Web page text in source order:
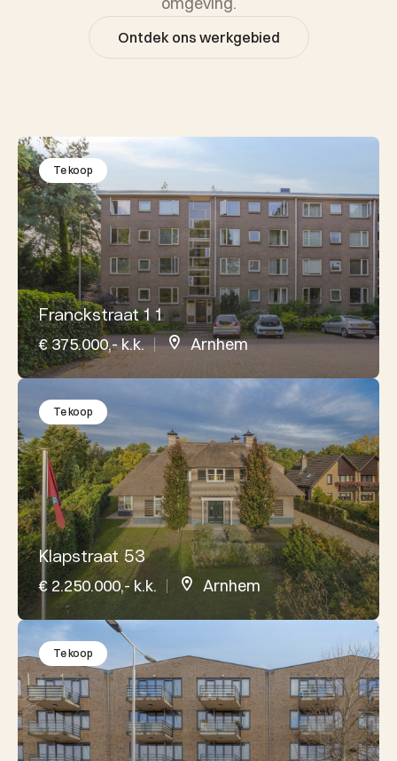
Ontdek ons werkgebied
Franckstraat 1 1
€ 375.000,- k.k. Arnhem
Te koop
Klapstraat 53
€ 2.250.000,- k.k. Arnhem
Te koop
Te koop